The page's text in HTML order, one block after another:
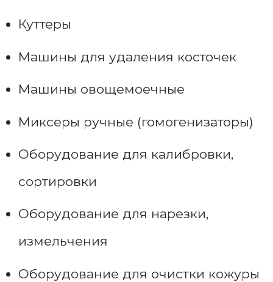
Куттеры
Машины для удаления косточек
Машины овощемоечные
Миксеры ручные (гомогенизаторы)
Оборудование для калибровки,
сортировки
Оборудование для нарезки,
измельчения
Оборудование для очистки кожуры